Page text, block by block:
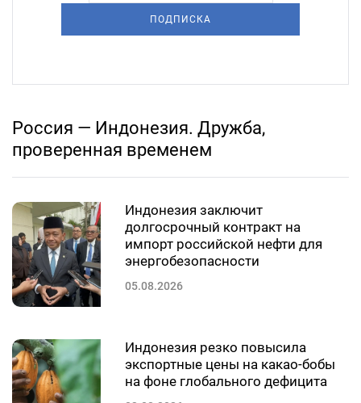
ПОДПИСКА
Россия — Индонезия. Дружба,
проверенная временем
Индонезия заключит
долгосрочный контракт на
импорт российской нефти для
энергобезопасности
05.08.2026
Индонезия резко повысила
экспортные цены на какао-бобы
на фоне глобального дефицита